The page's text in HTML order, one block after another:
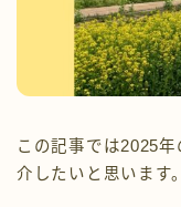
この記事では2025
介したいと思います。